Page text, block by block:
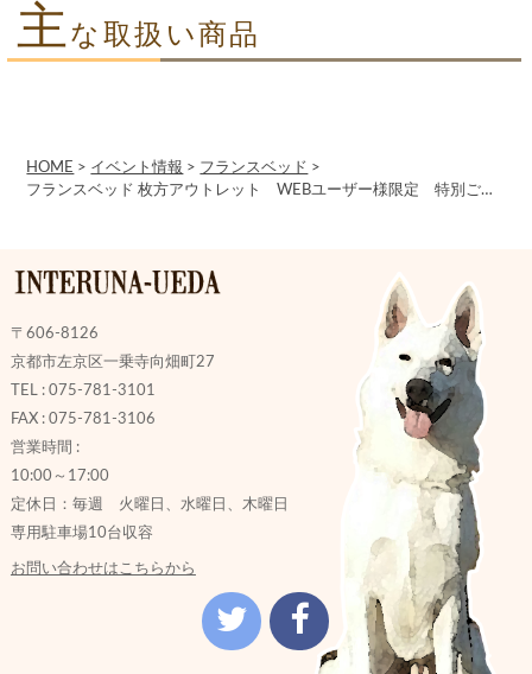
主 な取扱い商品
HOME > イベント情報 > フランスベッド >
フランスベッド 枚方アウトレット WEBユーザー様限定 特別ご招待会！6/12
〒606-8126
京都市左京区一乗寺向畑町27
TEL : 075-781-3101
FAX : 075-781-3106
営業時間 :
10:00～17:00
定休日：毎週 火曜日、水曜日、木曜日
専用駐車場10台収容
お問い合わせはこちらから